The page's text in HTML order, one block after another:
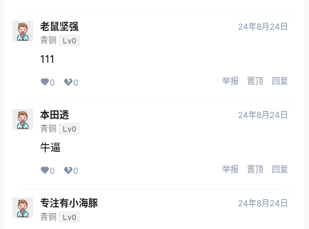
老鼠坚强
青铜 Lv0
24年8月24日
111
0 0 举报 置顶 回复
本田透
青铜 Lv0
24年8月24日
牛逼
0 0 举报 置顶 回复
专注有小海豚
青铜 Lv0
24年8月24日